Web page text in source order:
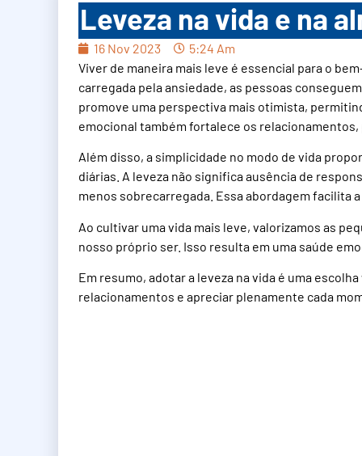
Leveza na vida e na
16 Nov 2023
5:24 Am
Viver de maneira mais leve é essencial para o
carregada pela ansiedade, as pessoas
promove uma perspectiva mais otimista,
emocional também fortalece os relacionamentos,
Além disso, a simplicidade no modo de vida
diárias. A leveza não significa ausência de
menos sobrecarregada. Essa abordagem facilita
Ao cultivar uma vida mais leve, valorizamos as
nosso próprio ser. Isso resulta em uma saúde
Em resumo, adotar a leveza na vida é uma
relacionamentos e apreciar plenamente cada